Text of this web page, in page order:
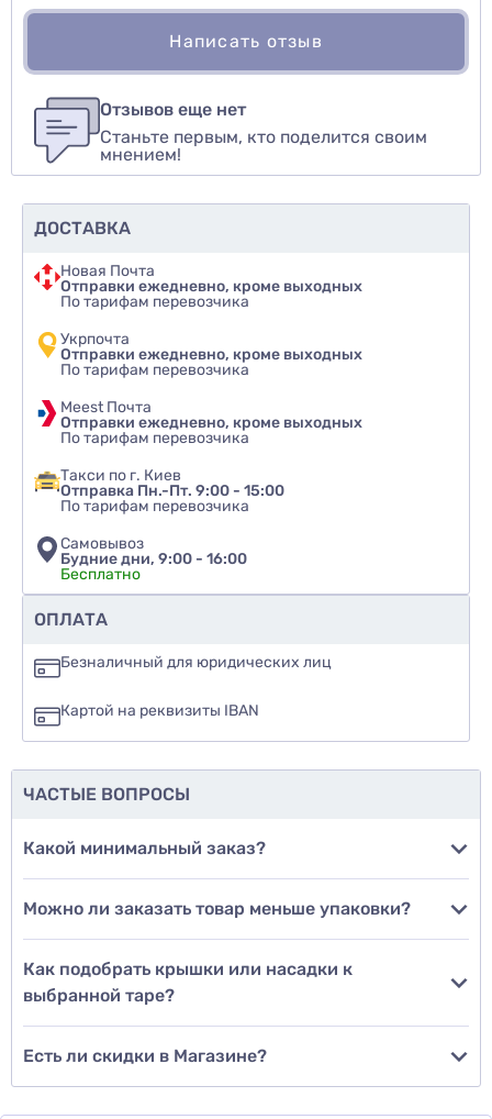
Написать отзыв
авторизуйтесь иливойдите
Оценить товар
Рекомендуете ли вы этот товар
да
еще не знаю
Добавить отзыв
Отзывов еще нет
Станьте первым, кто поделится своим
мнением!
ДОСТАВКА
Новая Почта
Отправки ежедневно, кроме выходных
По тарифам перевозчика
Укрпочта
Отправки ежедневно, кроме выходных
По тарифам перевозчика
Meest Почта
Отправки ежедневно, кроме выходных
По тарифам перевозчика
Такси по г. Киев
Отправка Пн.-Пт. 9:00 - 15:00
По тарифам перевозчика
Самовывоз
Будние дни, 9:00 - 16:00
Бесплатно
ОПЛАТА
Безналичный для юридических лиц
Картой на реквизиты IBAN
ЧАСТЫЕ ВОПРОСЫ
Какой минимальный заказ?
Можно ли заказать товар меньше упаковки?
Как подобрать крышки или насадки к
выбранной таре?
Есть ли скидки в Магазине?